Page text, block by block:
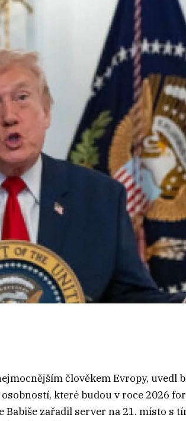
člověkem Evropy, uvedl
které budou v roce 2026
zařadil server na 21. místo s